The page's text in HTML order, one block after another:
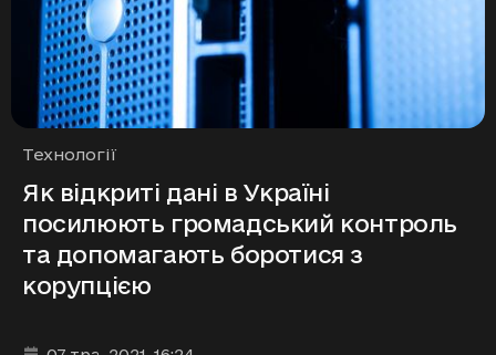
Рубрики
Технології
Як відкриті дані в Україні
посилюють громадський контроль
та допомагають боротися з
корупцією